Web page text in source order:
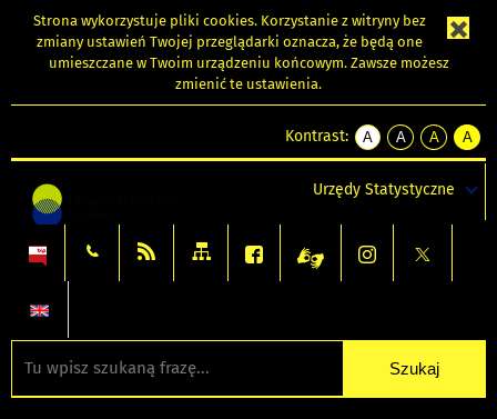
Strona wykorzystuje pliki cookies. Korzystanie z witryny bez
zmiany ustawień Twojej przeglądarki oznacza, że będą one
umieszczane w Twoim urządzeniu końcowym. Zawsze możesz
zmienić te ustawienia.
Kontrast:
A
kontrast
A
kontrast
tekst
czarnym
A
kontrast
tekst
czarnym
A
tekst
żółtym
Urzędy Statystyczne